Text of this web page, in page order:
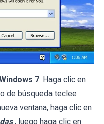
7: Haga clic en
de búsqueda teclee
ventana, haga clic en
, luego haga clic en